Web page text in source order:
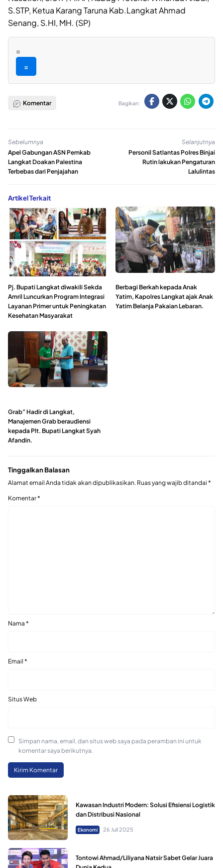
S.STP, Ketua Karang Taruna Kab.Langkat Ahmad
Senang, S.HI, MH. (SP)
=
=
Komentar Bagikan:
Sebelumnya
Apel Gabungan ASN Pemkab
Langkat Doakan Palestina
Terbebas dari Penjajahan
Selanjutnya
Personil Satlantas Polres Binjai
Rutin lakukan Pengaturan
Lalulintas
Artikel Terkait
Pj. Bupati Langkat diwakili Sekda
Amril Luncurkan Program Integrasi
Layanan Primer untuk Peningkatan
Kesehatan Masyarakat
Berbagi Berkah kepada Anak
Yatim, Kapolres Langkat ajak Anak
Yatim Belanja Pakaian Lebaran.
Grab” Hadir di Langkat,
Manajemen Grab beraudiensi
kepada Plt. Bupati Langkat Syah
Afandin.
Tinggalkan Balasan
Alamat email Anda tidak akan dipublikasikan. Ruas yang wajib ditandai *
Komentar*
Nama *
Email *
Situs Web
Simpan nama, email, dan situs web saya pada peramban ini untuk
komentar saya berikutnya.
Kawasan Industri Modern: Solusi Efisiensi Logistik
dan Distribusi Nasional
Ekonomi 26 Juli 2025
Tontowi Ahmad/Liliyana Natsir Sabet Gelar Juara